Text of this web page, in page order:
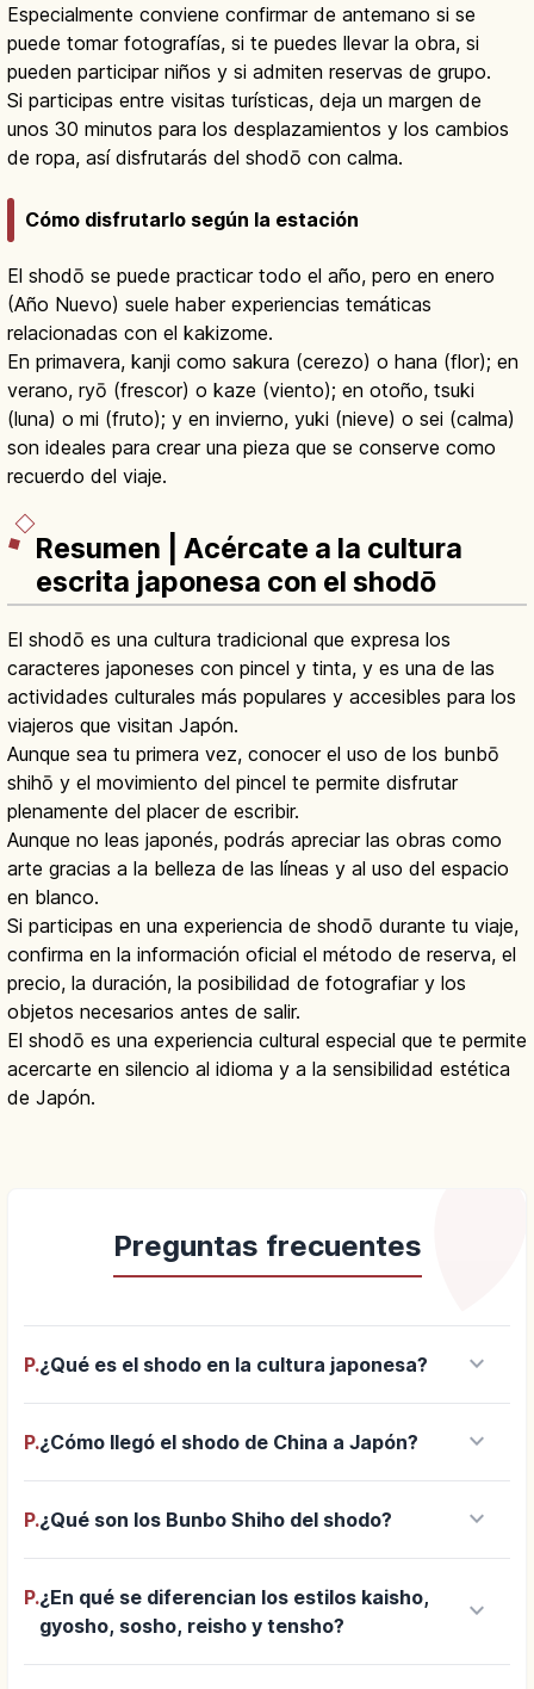
Especialmente conviene confirmar de antemano si se
puede tomar fotografías, si te puedes llevar la obra, si
pueden participar niños y si admiten reservas de grupo.
Si participas entre visitas turísticas, deja un margen de
unos 30 minutos para los desplazamientos y los cambios
de ropa, así disfrutarás del shodō con calma.
Cómo disfrutarlo según la estación
El shodō se puede practicar todo el año, pero en enero
(Año Nuevo) suele haber experiencias temáticas
relacionadas con el kakizome.
En primavera, kanji como sakura (cerezo) o hana (flor); en
verano, ryō (frescor) o kaze (viento); en otoño, tsuki
(luna) o mi (fruto); y en invierno, yuki (nieve) o sei (calma)
son ideales para crear una pieza que se conserve como
recuerdo del viaje.
Resumen | Acércate a la cultura
escrita japonesa con el shodō
El shodō es una cultura tradicional que expresa los
caracteres japoneses con pincel y tinta, y es una de las
actividades culturales más populares y accesibles para los
viajeros que visitan Japón.
Aunque sea tu primera vez, conocer el uso de los bunbō
shihō y el movimiento del pincel te permite disfrutar
plenamente del placer de escribir.
Aunque no leas japonés, podrás apreciar las obras como
arte gracias a la belleza de las líneas y al uso del espacio
en blanco.
Si participas en una experiencia de shodō durante tu viaje,
confirma en la información oficial el método de reserva, el
precio, la duración, la posibilidad de fotografiar y los
objetos necesarios antes de salir.
El shodō es una experiencia cultural especial que te permite
acercarte en silencio al idioma y a la sensibilidad estética
de Japón.
Preguntas frecuentes
P.¿Qué es el shodo en la cultura japonesa? keyboard_arrow_down
P.¿Cómo llegó el shodo de China a Japón? keyboard_arrow_down
P.¿Qué son los Bunbo Shiho del shodo? keyboard_arrow_down
P.¿En qué se diferencian los estilos kaisho,
gyosho, sosho, reisho y tensho?
keyboard_arrow_down